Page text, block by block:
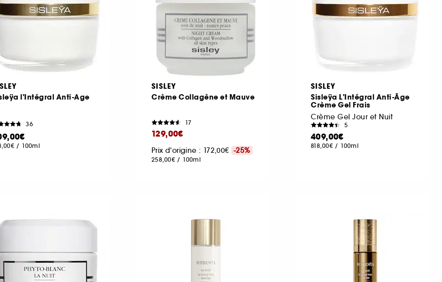
l'Intégral Anti-Age
36
/ 100ml
SISLEY
Crème Collagène et Mauve
17
129,00€
Prix d'origine : 172,00€ -25%
258,00€ / 100ml
SISLEY
Sisleÿa L'Intégral Anti-Âge
Crème Gel Frais
Crème Gel Jour et Nuit
5
409,00€
818,00€ / 100ml